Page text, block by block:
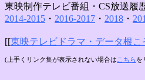
東映制作テレビ番組・CS放送履
2014-2015 ・ 2016-2017 ・ 2018 ・
[[東映テレビドラマ・データ根こ
(上手くリンク集が表示されない場合は こちらを